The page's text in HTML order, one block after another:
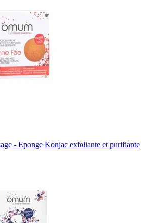
- Eponge Konjac exfoliante et purifiante